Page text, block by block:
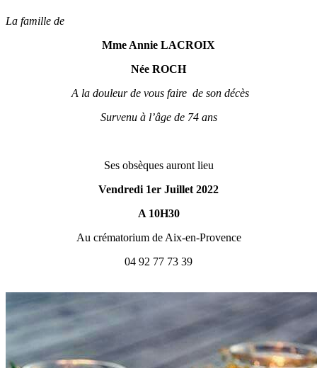
La famille de
Mme Annie LACROIX
Née ROCH
A la douleur de vous faire de son décès
Survenu à l’âge de 74 ans
Ses obsèques auront lieu
Vendredi 1er Juillet 2022
A 10H30
Au crématorium de Aix-en-Provence
04 92 77 73 39